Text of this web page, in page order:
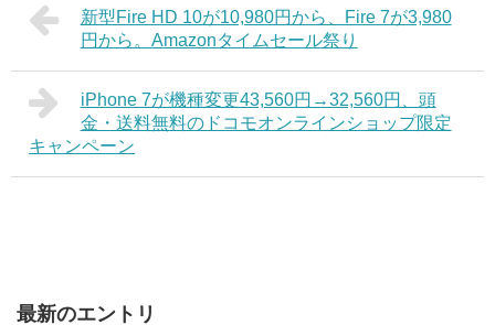
新型Fire HD 10が10,980円から、Fire 7が3,980
円から。Amazonタイムセール祭り
iPhone 7が機種変更43,560円→32,560円、頭
金・送料無料のドコモオンラインショップ限定
キャンペーン
最新のエントリ